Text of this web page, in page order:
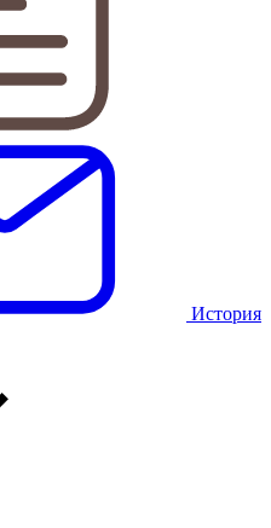
История